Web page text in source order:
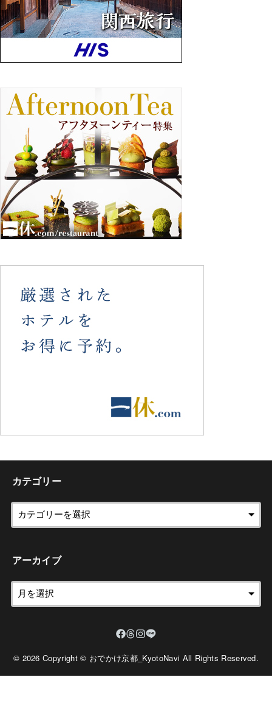
カテゴリー
アーカイブ
© 2026 Copyright © おでかけ京都_KyotoNavi All Rights Reserved.